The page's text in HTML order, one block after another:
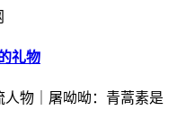
礼物
物｜屠呦呦：青蒿素是